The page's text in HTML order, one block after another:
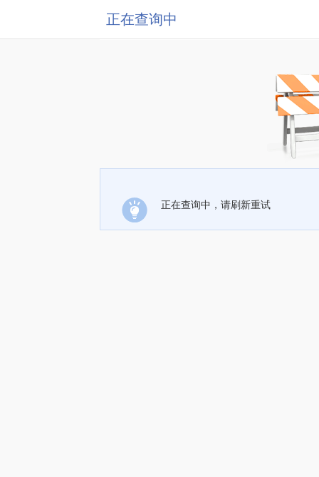
正在查询中
正在查询中，请刷新重试